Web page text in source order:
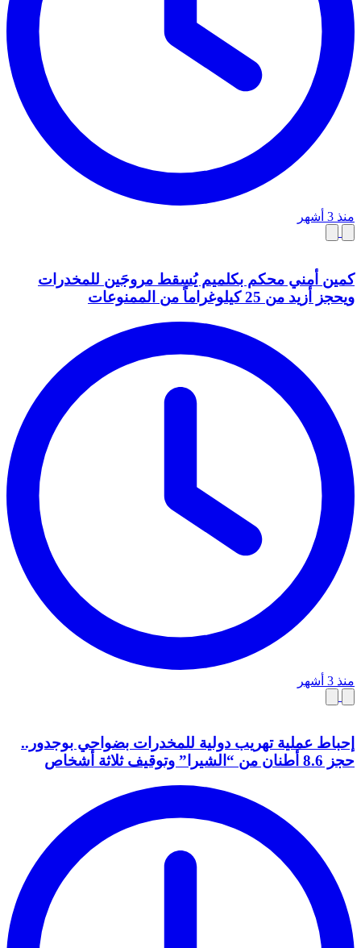
منذ 3 أشهر
كمين أمني محكم بكلميم يُسقط مروجَين للمخدرات
ويحجز أزيد من 25 كيلوغراماً من الممنوعات
منذ 3 أشهر
إحباط عملية تهريب دولية للمخدرات بضواحي بوجدور..
حجز 8.6 أطنان من “الشيرا” وتوقيف ثلاثة أشخاص